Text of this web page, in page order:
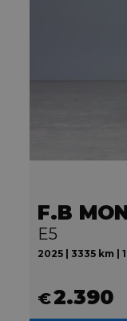
F.B
E5
2025 | 3335 km |
€2.390